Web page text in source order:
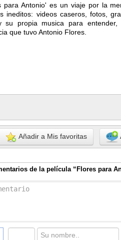
para Antonio' es un viaje por la
ineditos: videos caseros, fotos,
su propia musica para
que tuvo Antonio Flores.
Añadir a Mis favoritas
de la película “Flores para